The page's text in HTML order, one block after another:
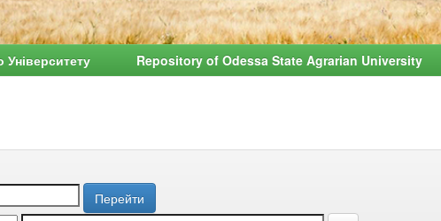
Університету Repository of Odessa State Agrarian University